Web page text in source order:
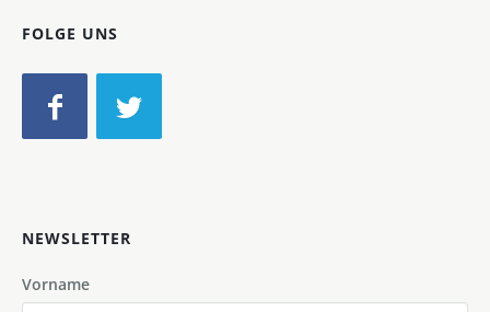
FOLGE UNS
NEWSLETTER
Vorname